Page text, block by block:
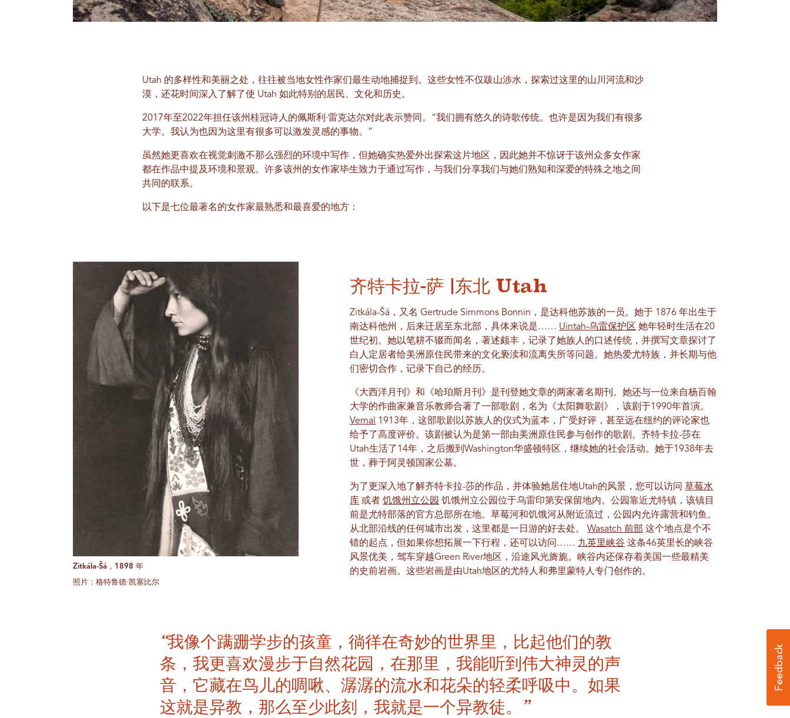
Utah 的多样性和美丽之处，往往被当地女性作家们最生动地捕捉到。这些女性不仅跋山涉水，探索过这里的山川河流和沙
漠，还花时间深入了解了使 Utah 如此特别的居民、文化和历史。
2017年至2022年担任该州桂冠诗人的佩斯利·雷克达尔对此表示赞同。“我们拥有悠久的诗歌传统。也许是因为我们有很多
大学。我认为也因为这里有很多可以激发灵感的事物。”
虽然她更喜欢在视觉刺激不那么强烈的环境中写作，但她确实热爱外出探索这片地区，因此她并不惊讶于该州众多女作家
都在作品中提及环境和景观。许多该州的女作家毕生致力于通过写作，与我们分享我们与她们熟知和深爱的特殊之地之间
共同的联系。
以下是七位最著名的女作家最熟悉和最喜爱的地方：
Zitkála-Šá，1898 年
照片：格特鲁德·凯塞比尔
齐特卡拉-萨 |东北 Utah
Zitkála-Šá，又名 Gertrude Simmons Bonnin，是达科他苏族的一员。她于 1876 年出生于
南达科他州，后来迁居至东北部，具体来说是…… Uintah-乌雷保护区 她年轻时生活在20
世纪初。她以笔耕不辍而闻名，著述颇丰，记录了她族人的口述传统，并撰写文章探讨了
白人定居者给美洲原住民带来的文化亵渎和流离失所等问题。她热爱尤特族，并长期与他
们密切合作，记录下自己的经历。
《大西洋月刊》和《哈珀斯月刊》是刊登她文章的两家著名期刊。她还与一位来自杨百翰
大学的作曲家兼音乐教师合著了一部歌剧，名为《太阳舞歌剧》，该剧于1990年首演。
Vernal 1913年，这部歌剧以苏族人的仪式为蓝本，广受好评，甚至远在纽约的评论家也
给予了高度评价。该剧被认为是第一部由美洲原住民参与创作的歌剧。齐特卡拉-莎在
Utah生活了14年，之后搬到Washington华盛顿特区，继续她的社会活动。她于1938年去
世，葬于阿灵顿国家公墓。
为了更深入地了解齐特卡拉-莎的作品，并体验她居住地Utah的风景，您可以访问草莓水
库 或者饥饿州立公园 饥饿州立公园位于乌雷印第安保留地内。公园靠近尤特镇，该镇目
前是尤特部落的官方总部所在地。草莓河和饥饿河从附近流过，公园内允许露营和钓鱼。
从北部沿线的任何城市出发，这里都是一日游的好去处。Wasatch 前部 这个地点是个不
错的起点，但如果你想拓展一下行程，还可以访问…… 九英里峡谷 这条46英里长的峡谷
风景优美，驾车穿越Green River地区，沿途风光旖旎。峡谷内还保存着美国一些最精美
的史前岩画。这些岩画是由Utah地区的尤特人和弗里蒙特人专门创作的。
“我像个蹒跚学步的孩童，徜徉在奇妙的世界里，比起他们的教
条，我更喜欢漫步于自然花园，在那里，我能听到伟大神灵的声
音，它藏在鸟儿的啁啾、潺潺的流水和花朵的轻柔呼吸中。如果
这就是异教，那么至少此刻，我就是一个异教徒。”